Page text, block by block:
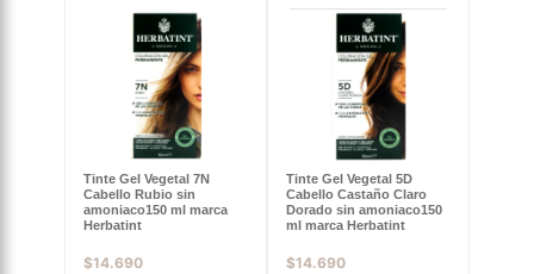
Tinte Gel Vegetal 7N
Cabello Rubio sin
amoniaco150 ml marca
Herbatint
$14.690
Tinte Gel Vegetal 5D
Cabello Castaño Claro
Dorado sin amoniaco150
ml marca Herbatint
$14.690